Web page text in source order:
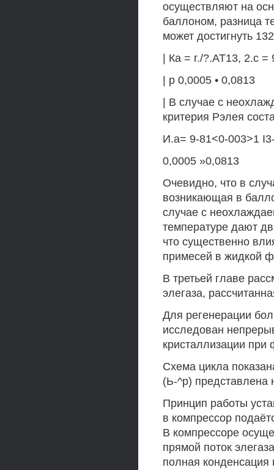
осуществляют на
баллоном, разница
может достигнуть
| Ка = г./?.АТ13, 2.с
| р 0,0005 • 0,0813
| В случае с
критерия Рэлея
И.а= 9-81<0-003>1
0,0005 »0,0813
Очевидно, что в
возникающая в
случае с
температуре дают
что существенно
примесей в жидкой
В третьей главе
элегаза,
Для регенерации
исследован
кристаллизации при
Схема цикла
(Ь-^р) представлена
Принцип работы
в компрессор
В компрессоре
прямой поток
полная